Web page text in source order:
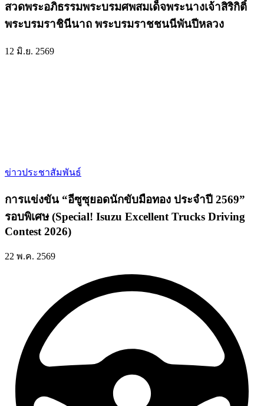
สวดพระอภิธรรมพระบรมศพสมเด็จพระนางเจ้าสิริกิติ์
พระบรมราชินีนาถ พระบรมราชชนนีพันปีหลวง
12 มิ.ย. 2569
ข่าวประชาสัมพันธ์
การแข่งขัน “อีซูซุยอดนักขับมือทอง ประจำปี 2569”
รอบพิเศษ (Special! Isuzu Excellent Trucks Driving
Contest 2026)
22 พ.ค. 2569